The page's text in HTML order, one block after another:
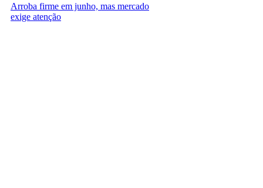
Arroba firme em junho, mas mercado
exige atenção